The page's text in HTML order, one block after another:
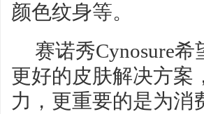
颜色纹身等。
赛诺秀Cynosure
更好的皮肤解决方案
力，更重要的是为消